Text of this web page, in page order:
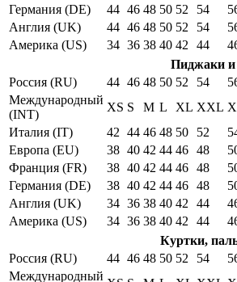
Германия (DE)
44 46 48 50 52 54
Англия (UK)
44 46 48 50 52 54
Америка (US)
34 36 38 40 42 44
Пиджаки
Россия (RU)
44 46 48 50 52 54
Международный
(INT)
XS S M L XL XXL
Италия (IT)
42 44 46 48 50 52
Европа (EU)
38 40 42 44 46 48
Франция (FR)
38 40 42 44 46 48
Германия (DE)
38 40 42 44 46 48
Англия (UK)
34 36 38 40 42 44
Америка (US)
34 36 38 40 42 44
Куртки,
Россия (RU)
44 46 48 50 52 54
Международный